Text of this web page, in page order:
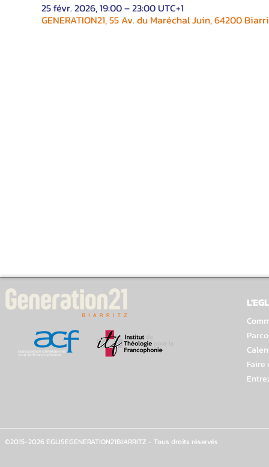
25 févr. 2026, 19:00 – 23:00 UTC+1
GENERATION21, 55 Av. du Maréchal Juin, 64200
Faire
©2015-2026 EGLISEGENERATION21BIARRITZ - Tous droits réservés